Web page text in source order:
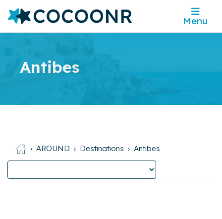
Menu
Antibes
AROUND Destinations Antibes